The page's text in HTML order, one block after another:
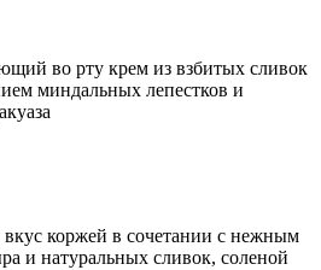
во рту крем из взбитых сливок
миндальных лепестков и
коржей в сочетании с нежным
и натуральных сливок, соленой